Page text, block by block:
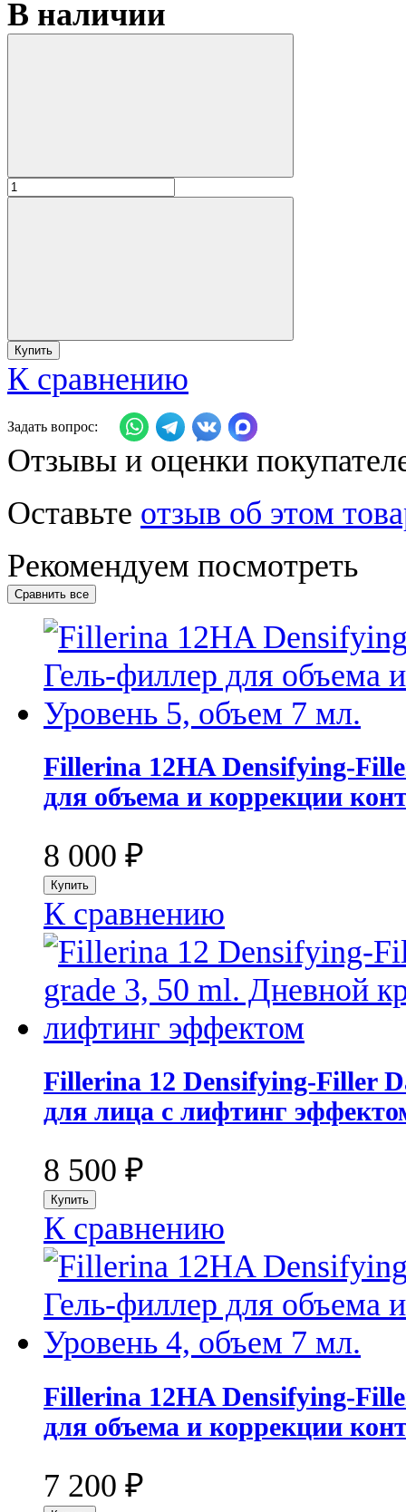
В наличии
К сравнению
Задать вопрос:
Отзывы и оценки
Оставьте отзыв об этом
Рекомендуем посмотреть
Fillerina 12HA Densifying-
для объема и коррекции
8 000 ₽
К сравнению
Fillerina 12 Densifying-Filler
для лица с лифтинг
8 500 ₽
К сравнению
Fillerina 12HA Densifying-
для объема и коррекции
7 200 ₽